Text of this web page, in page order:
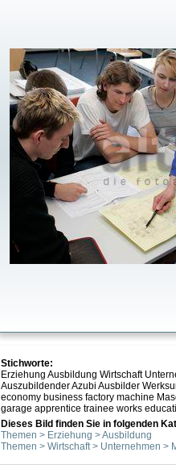
Stichworte:
Erziehung Ausbildung Wirtschaft
Auszubildender Azubi Ausbilder
economy business factory machine
garage apprentice trainee works
Dieses Bild finden Sie in folgenden
Themen > Erziehung > Ausbildung
Themen > Wirtschaft > Unternehmen >